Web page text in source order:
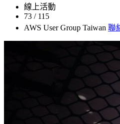
線上活動
73 / 115
AWS User Group Taiwan 聯